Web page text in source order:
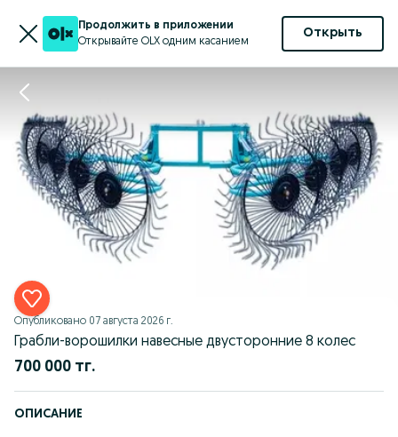
Продолжить в приложении
Открывайте OLX одним касанием
Открыть
Опубликовано 07 августа 2026 г.
Грабли-ворошилки навесные двусторонние 8 колес
700 000 тг.
ОПИСАНИЕ